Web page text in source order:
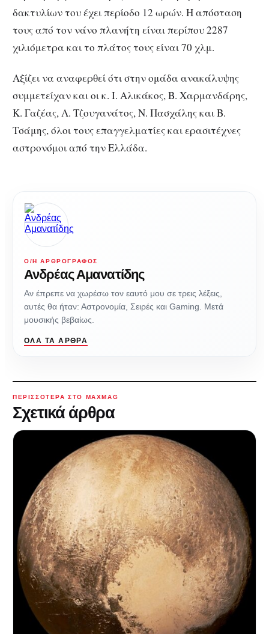
δακτυλίων του έχει περίοδο 12 ωρών. H απόσταση
τους από τον νάνο πλανήτη είναι περίπου 2287
χιλιόμετρα και το πλάτος τους είναι 70 χλμ.
Αξίζει να αναφερθεί ότι στην ομάδα ανακάλυψης
συμμετείχαν και οι κ. Ι. Αλικάκος, Β. Χαρμανδάρης,
Κ. Γαζέας, Λ. Τζουγανάτος, Ν. Πασχάλης και Β.
Τσάμης, όλοι τους επαγγελματίες και ερασιτέχνες
αστρονόμοι από την Ελλάδα.
Ο/Η ΑΡΘΡΟΓΡΆΦΟΣ
Ανδρέας Αμανατίδης
Αν έπρεπε να χωρέσω τον εαυτό μου σε τρεις λέξεις,
αυτές θα ήταν: Αστρονομία, Σειρές και Gaming. Μετά
μουσικής βεβαίως.
ΌΛΑ ΤΑ ΆΡΘΡΑ
ΠΕΡΙΣΣΌΤΕΡΑ ΣΤΟ MAXMAG
Σχετικά άρθρα